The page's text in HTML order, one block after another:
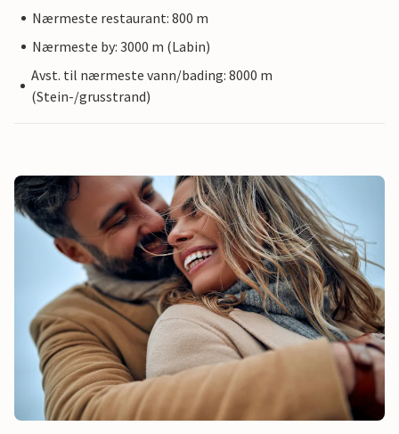
Nærmeste restaurant: 800 m
Nærmeste by: 3000 m (Labin)
Avst. til nærmeste vann/bading: 8000 m
(Stein-/grusstrand)